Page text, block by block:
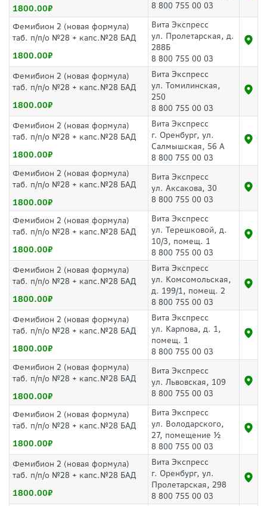
1800.00
8 800 755 00 03
Фемибион 2 (новая формула)
таб. п/п/о №28 + капс.№28 БАД
1800.00
Вита Экспресс
ул. Пролетарская, д.
288Б
8 800 755 00 03
Фемибион 2 (новая формула)
таб. п/п/о №28 + капс.№28 БАД
1800.00
Вита Экспресс
ул. Томилинская,
250
8 800 755 00 03
Фемибион 2 (новая формула)
таб. п/п/о №28 + капс.№28 БАД
1800.00
Вита Экспресс
г. Оренбург, ул.
Салмышская, 56 А
8 800 755 00 03
Фемибион 2 (новая формула)
таб. п/п/о №28 + капс.№28 БАД
1800.00
Вита Экспресс
ул. Аксакова, 30
8 800 755 00 03
Фемибион 2 (новая формула)
таб. п/п/о №28 + капс.№28 БАД
1800.00
Вита Экспресс
ул. Терешковой, д.
10/3, помещ. 1
8 800 755 00 03
Фемибион 2 (новая формула)
таб. п/п/о №28 + капс.№28 БАД
1800.00
Вита Экспресс
ул. Комсомольская,
д. 199/1, помещ. 2
8 800 755 00 03
Фемибион 2 (новая формула)
таб. п/п/о №28 + капс.№28 БАД
1800.00
Вита Экспресс
ул. Карпова, д. 1,
помещ. 1
8 800 755 00 03
Фемибион 2 (новая формула)
таб. п/п/о №28 + капс.№28 БАД
1800.00
Вита Экспресс
ул. Львовская, 109
8 800 755 00 03
Фемибион 2 (новая формула)
таб. п/п/о №28 + капс.№28 БАД
1800.00
Вита Экспресс
ул. Володарского,
27, помещение ½
8 800 755 00 03
Фемибион 2 (новая формула)
таб. п/п/о №28 + капс.№28 БАД
1800.00
Вита Экспресс
г. Оренбург, ул.
Пролетарская, 298
8 800 755 00 03